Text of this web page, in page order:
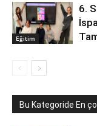
Eğitim
6.
Bu Kategoride En